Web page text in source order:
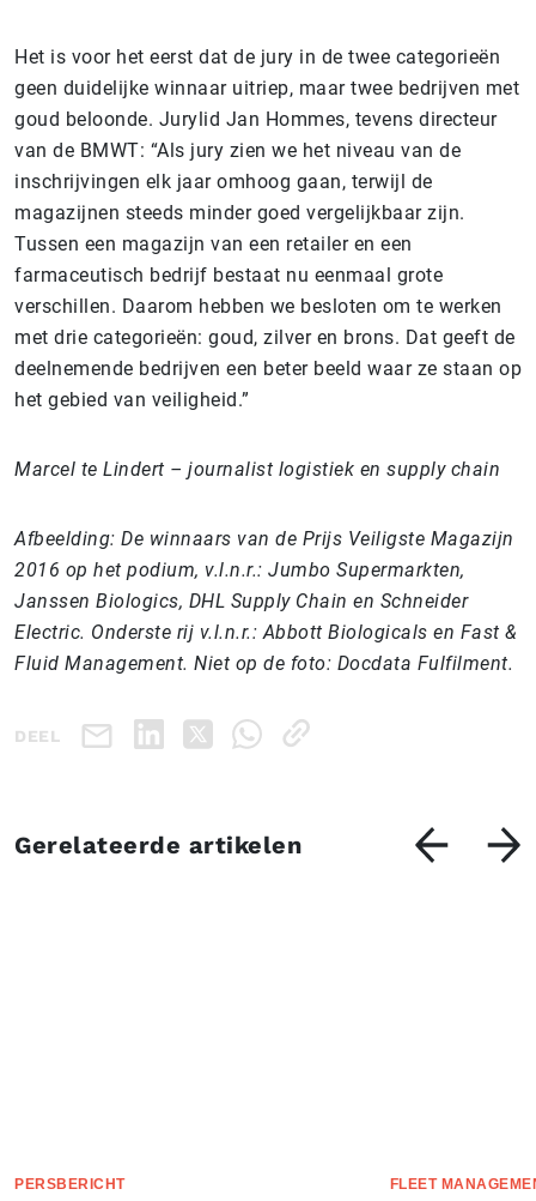
Het is voor het eerst dat de jury in de twee categorieën
geen duidelijke winnaar uitriep, maar twee bedrijven met
goud beloonde. Jurylid Jan Hommes, tevens directeur
van de BMWT: “Als jury zien we het niveau van de
inschrijvingen elk jaar omhoog gaan, terwijl de
magazijnen steeds minder goed vergelijkbaar zijn.
Tussen een magazijn van een retailer en een
farmaceutisch bedrijf bestaat nu eenmaal grote
verschillen. Daarom hebben we besloten om te werken
met drie categorieën: goud, zilver en brons. Dat geeft de
deelnemende bedrijven een beter beeld waar ze staan op
het gebied van veiligheid.”
Marcel te Lindert – journalist logistiek en supply chain
Afbeelding: De winnaars van de Prijs Veiligste Magazijn
2016 op het podium, v.l.n.r.: Jumbo Supermarkten,
Janssen Biologics, DHL Supply Chain en Schneider
Electric. Onderste rij v.l.n.r.: Abbott Biologicals en Fast &
Fluid Management. Niet op de foto: Docdata Fulfilment.
DEEL
Gerelateerde artikelen
PERSBERICHT FLEET